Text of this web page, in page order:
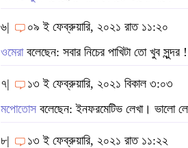
৬|
০৯ ই ফেব্রুয়ারি, ২০২১ রাত ১১:২০
ওমেরাবলেছেন: সবার নিচের পাখিটা তো খুব সুন্দর
৭|
১৩ ই ফেব্রুয়ারি, ২০২১ বিকাল ৩:০৩
মপোতোস বলেছেন: ইনফরমেটিভ লেখা। ভালো
৮|
১৩ ই ফেব্রুয়ারি, ২০২১ রাত ১১:২২